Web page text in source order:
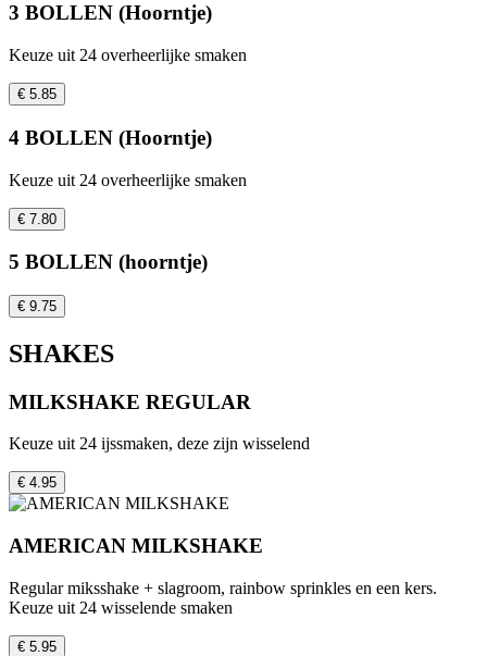
3 BOLLEN (Hoorntje)
Keuze uit 24 overheerlijke smaken
€ 5.85
4 BOLLEN (Hoorntje)
Keuze uit 24 overheerlijke smaken
€ 7.80
5 BOLLEN (hoorntje)
€ 9.75
SHAKES
MILKSHAKE REGULAR
Keuze uit 24 ijssmaken, deze zijn wisselend
€ 4.95
AMERICAN MILKSHAKE
Regular miksshake + slagroom, rainbow sprinkles en een kers.
Keuze uit 24 wisselende smaken
€ 5.95